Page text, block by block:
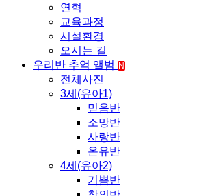
연혁
교육과정
시설환경
오시는 길
우리반 추억 앨범
N
전체사진
3세(유아1)
믿음반
소망반
사랑반
온유반
4세(유아2)
기쁨반